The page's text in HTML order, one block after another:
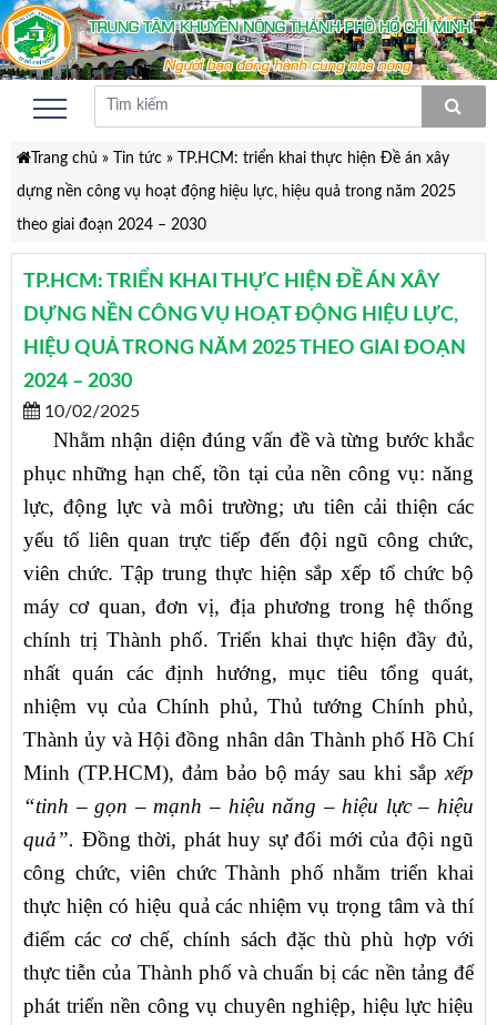
Trang chủ » Tin tức»
TP.HCM: triển khai thực hiện Đề án xây
dựng nền công vụ hoạt động hiệu lực, hiệu quả trong năm 2025
theo giai đoạn 2024 – 2030
TP.HCM: TRIỂN KHAI THỰC HIỆN ĐỀ ÁN XÂY
DỰNG NỀN CÔNG VỤ HOẠT ĐỘNG HIỆU LỰC,
HIỆU QUẢ TRONG NĂM 2025 THEO GIAI ĐOẠN
2024 – 2030
10/02/2025
Nhằm nhận diện đúng vấn đề và từng bước khắc
phục những hạn chế, tồn tại của nền công vụ: năng
lực, động lực và môi trường; ưu tiên cải thiện các
yếu tố liên quan trực tiếp đến đội ngũ công chức,
viên chức. Tập trung thực hiện sắp xếp tổ chức bộ
máy cơ quan, đơn vị, địa phương trong hệ thống
chính trị Thành phố. Triển khai thực hiện đầy đủ,
nhất quán các định hướng, mục tiêu tổng quát,
nhiệm vụ của Chính phủ, Thủ tướng Chính phủ,
Thành ủy và Hội đồng nhân dân Thành phố Hồ Chí
Minh (TP.HCM), đảm bảo bộ máy sau khi sắp xếp
“tinh – gọn – mạnh – hiệu năng – hiệu lực – hiệu
quả”. Đồng thời, phát huy sự đổi mới của đội ngũ
công chức, viên chức Thành phố nhằm triển khai
thực hiện có hiệu quả các nhiệm vụ trọng tâm và thí
điểm các cơ chế, chính sách đặc thù phù hợp với
thực tiễn của Thành phố và chuẩn bị các nền tảng để
phát triển nền công vụ chuyên nghiệp, hiệu lực hiệu